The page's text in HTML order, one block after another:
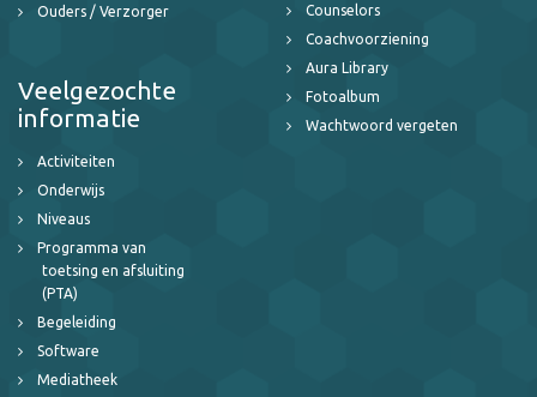
Ouders / Verzorger
Veelgezochte
informatie
Activiteiten
Onderwijs
Niveaus
Programma van
toetsing en afsluiting
(PTA)
Begeleiding
Software
Mediatheek
Counselors
Coachvoorziening
Aura Library
Fotoalbum
Wachtwoord vergeten